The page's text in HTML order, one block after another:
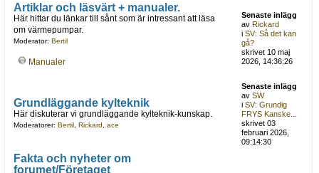
Artiklar och läsvärt + manualer.
Här hittar du länkar till sånt som är intressant att läsa
om värmepumpar.
Moderator: Bertil
Manualer
Senaste inlägg
avRickard
iSV: Så det kan
gå?
skrivet 10 maj
2026, 14:36:26
Grundläggande kylteknik
Här diskuterar vi grundläggande kylteknik-kunskap.
Moderatorer: Bertil, Rickard ace
Senaste inlägg
avSW
iSV: Grundig
FRYS Kanske...
skrivet 03
februari 2026,
09:14:30
Fakta och nyheter om
forumet/Företaget